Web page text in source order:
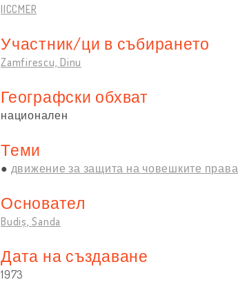
IICCMER
Участник/ци в събирането
Zamfirescu, Dinu
Географски обхват
национален
Теми
движение за защита на човешките права
Основател
Budiș, Sanda
Дата на създаване
1973